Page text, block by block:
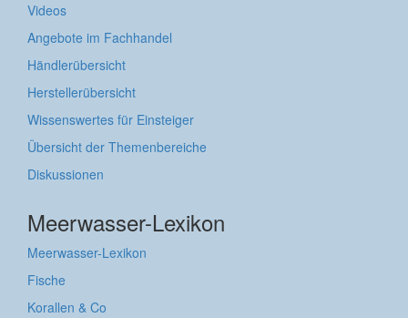
Videos
Angebote im Fachhandel
Händlerübersicht
Herstellerübersicht
Wissenswertes für Einsteiger
Übersicht der Themenbereiche
Diskussionen
Meerwasser-Lexikon
Meerwasser-Lexikon
Fische
Korallen & Co